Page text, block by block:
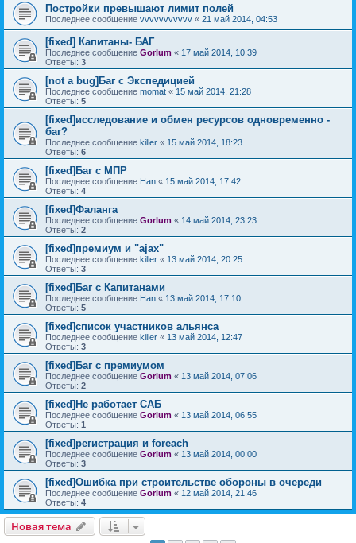
Постройки превышают лимит полей
Последнее сообщение vvvvvvvvvvv « 21 май 2014, 04:53
[fixed] Капитаны- БАГ
Последнее сообщение Gorlum « 17 май 2014, 10:39
Ответы: 3
[not a bug]Баг с Экспедицией
Последнее сообщение momat « 15 май 2014, 21:28
Ответы: 5
[fixed]исследование и обмен ресурсов одновременно -
баг?
Последнее сообщение killer « 15 май 2014, 18:23
Ответы: 6
[fixed]Баг с МПР
Последнее сообщение Han « 15 май 2014, 17:42
Ответы: 4
[fixed]Фаланга
Последнее сообщение Gorlum « 14 май 2014, 23:23
Ответы: 2
[fixed]премиум и "ajax"
Последнее сообщение killer « 13 май 2014, 20:25
Ответы: 3
[fixed]Баг с Капитанами
Последнее сообщение Han « 13 май 2014, 17:10
Ответы: 5
[fixed]список участников альянса
Последнее сообщение killer « 13 май 2014, 12:47
Ответы: 3
[fixed]Баг с премиумом
Последнее сообщение Gorlum « 13 май 2014, 07:06
Ответы: 2
[fixed]Не работает САБ
Последнее сообщение Gorlum « 13 май 2014, 06:55
Ответы: 1
[fixed]регистрация и foreach
Последнее сообщение Gorlum « 13 май 2014, 00:00
Ответы: 3
[fixed]Ошибка при строительстве обороны в очереди
Последнее сообщение Gorlum « 12 май 2014, 21:46
Ответы: 4
Новая тема